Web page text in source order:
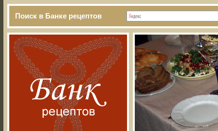
Поиск в Банке рецептов